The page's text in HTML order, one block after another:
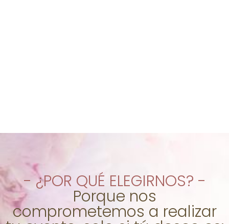
- ¿POR QUÉ ELEGIRNOS? -
Porque nos
comprometemos a realizar